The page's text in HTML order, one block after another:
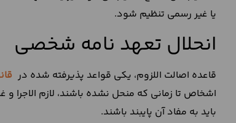
یا غیر رسمی تنظیم شود.
انحلال تعهد نامه شخصی
قاعده اصالت اللزوم، یکی قواعد پذیرفته شده در
اشخاص تا زمانی که منحل نشده باشند، لازم الاجرا
باید به مفاد آن پایبند باشند.